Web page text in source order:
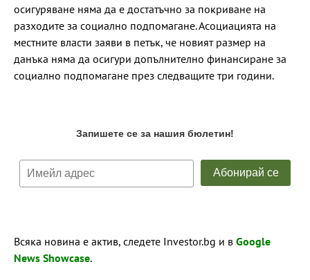
осигуряване няма да е достатъчно за покриване на
разходите за социално подпомагане. Асоциацията на
местните власти заяви в петък, че новият размер на
данъка няма да осигури допълнително финансиране за
социално подпомагане през следващите три години.
Всяка новина е актив, следете Investor.bg и в Google
News Showcase.